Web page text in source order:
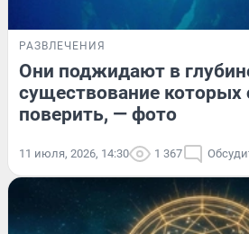
РАЗВЛЕЧЕНИЯ
Они поджидают в
существование
поверить, — фото
11 июля, 2026, 14:30 1 367